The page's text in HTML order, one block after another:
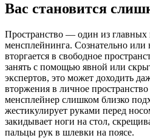
Вас становится
Пространство — один из главных
менсплейнинга. Сознательно или
вторгается в свободное
занять с помощью явной или
экспертов, это может доходить
вторжения в личное пространство
менсплейнер слишком близко
жестикулирует руками перед
закидывает ноги на стол,
пальцы рук в шлевки на поясе.